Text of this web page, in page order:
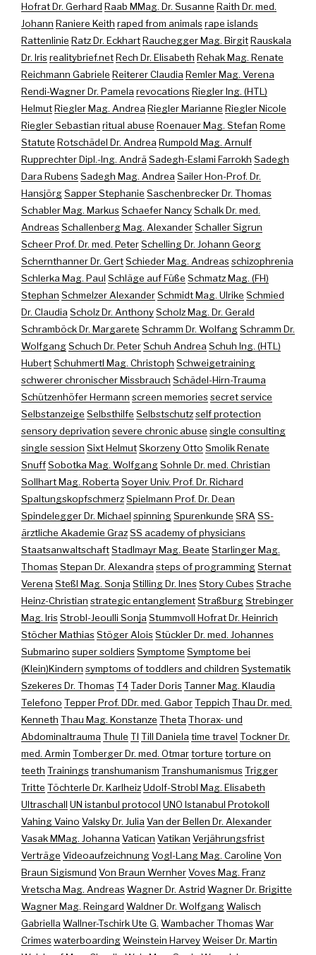
Hofrat Dr. Gerhard Raab MMag. Dr. Susanne Raith Dr. med.
Johann Raniere Keith raped from animalsrape islands
Rattenlinie Ratz Dr. EckhartRauchegger Mag. BirgitRauskala
Dr. Irisrealitybrief.netRech Dr. Elisabeth Rehak Mag. Renate
Reichmann Gabriele Reiterer Claudia Remler Mag. Verena
Rendi-Wagner Dr. Pamela revocationsRiegler Ing. (HTL)
HelmutRiegler Mag. Andrea Riegler Marianne Riegler Nicole
Riegler Sebastian ritual abuse Roenauer Mag. Stefan Rome
Statute Rotschädel Dr. Andrea Rumpold Mag. Arnulf
Rupprechter Dipl.-Ing. Andrä Sadegh-Eslami Farrokh Sadegh
Dara RubensSadegh Mag. Andrea Sailer Hon-Prof. Dr.
HansjörgSapper Stephanie Saschenbrecker Dr. Thomas
Schabler Mag. MarkusSchaefer NancySchalk Dr. med.
AndreasSchallenberg Mag. AlexanderSchaller Sigrun
Scheer Prof. Dr. med. PeterSchelling Dr. Johann Georg
Schernthanner Dr. GertSchieder Mag. Andreasschizophrenia
Schlerka Mag. Paul Schläge auf Füße Schmatz Mag. (FH)
Stephan Schmelzer AlexanderSchmidt Mag. Ulrike Schmied
Dr. Claudia Scholz Dr. AnthonyScholz Mag. Dr. Gerald
Schramböck Dr. Margarete Schramm Dr. WolfangSchramm Dr.
WolfgangSchuch Dr. PeterSchuh Andrea Schuh Ing. (HTL)
HubertSchuhmertl Mag. Christoph Schweigetraining
schwerer chronischer Missbrauch Schädel-Hirn-Trauma
Schützenhöfer Hermann screen memoriessecret service
Selbstanzeige Selbsthilfe Selbstschutzself protection
sensory deprivation severe chronic abuse single consulting
single session Sixt HelmutSkorzeny Otto Smolik Renate
SnuffSobotka Mag. WolfgangSohnle Dr. med. Christian
Sollhart Mag. Roberta Soyer Univ. Prof. Dr. Richard
SpaltungskopfschmerzSpielmann Prof. Dr. Dean
Spindelegger Dr. Michael spinningSpurenkunde SRA SS-
ärztliche Akademie GrazSS academy of physicians
StaatsanwaltschaftStadlmayr Mag. Beate Starlinger Mag.
ThomasStepan Dr. Alexandra steps of programmingSternat
Verena Steßl Mag. Sonja Stilling Dr. InesStory CubesStrache
Heinz-Christian strategic entanglementStraßburgStrebinger
Mag. IrisStrobl-Jeoulli Sonja Stummvoll Hofrat Dr. Heinrich
Stöcher MathiasStöger AloisStückler Dr. med. Johannes
Submarino super soldiersSymptome Symptome bei
(Klein)Kindern symptoms of toddlers and children Systematik
Szekeres Dr. ThomasT4Tader DorisTanner Mag. Klaudia
Telefono Tepper Prof. DDr. med. GaborTeppich Thau Dr. med.
Kenneth Thau Mag. Konstanze Theta Thorax- und
Abdominaltrauma Thule TI Till Daniela time travel Tockner Dr.
med. Armin Tomberger Dr. med. Otmartorture torture on
teeth Trainingstranshumanism TranshumanismusTrigger
Tritte Töchterle Dr. KarlheizUdolf-Strobl Mag. Elisabeth
Ultraschall UN istanbul protocol UNO Istanabul Protokoll
Vahing Vaino Valsky Dr. Julia Van der Bellen Dr. Alexander
Vasak MMag. Johanna Vatican Vatikan Verjährungsfrist
Verträge VideoaufzeichnungVogl-Lang Mag. Caroline Von
Braun Sigismund Von Braun WernherVoves Mag. Franz
Vretscha Mag. AndreasWagner Dr. Astrid Wagner Dr. Brigitte
Wagner Mag. Reingard Waldner Dr. WolfgangWalisch
Gabriella Wallner-Tschirk Ute G. Wambacher ThomasWar
CrimeswaterboardingWeinstein HarveyWeiser Dr. Martin